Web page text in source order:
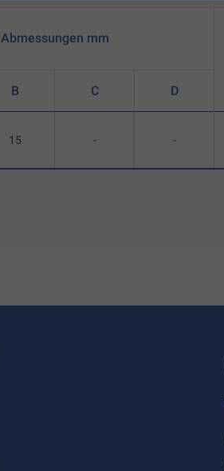
Abmessungen mm
B C D
15 - -